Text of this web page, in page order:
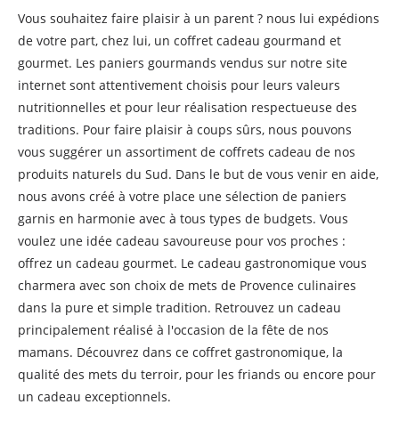
Vous souhaitez faire plaisir à un parent ? nous lui expédions
de votre part, chez lui, un coffret cadeau gourmand et
gourmet. Les paniers gourmands vendus sur notre site
internet sont attentivement choisis pour leurs valeurs
nutritionnelles et pour leur réalisation respectueuse des
traditions. Pour faire plaisir à coups sûrs, nous pouvons
vous suggérer un assortiment de coffrets cadeau de nos
produits naturels du Sud. Dans le but de vous venir en aide,
nous avons créé à votre place une sélection de paniers
garnis en harmonie avec à tous types de budgets. Vous
voulez une idée cadeau savoureuse pour vos proches :
offrez un cadeau gourmet. Le cadeau gastronomique vous
charmera avec son choix de mets de Provence culinaires
dans la pure et simple tradition. Retrouvez un cadeau
principalement réalisé à l'occasion de la fête de nos
mamans. Découvrez dans ce coffret gastronomique, la
qualité des mets du terroir, pour les friands ou encore pour
un cadeau exceptionnels.